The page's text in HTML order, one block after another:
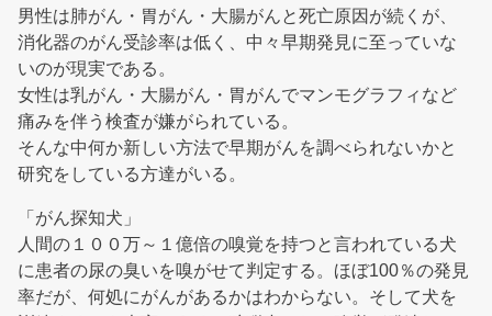
男性は肺がん・胃がん・大腸がんと死亡原因が続くが、
消化器のがん受診率は低く、中々早期発見に至っていな
いのが現実である。
女性は乳がん・大腸がん・胃がんでマンモグラフィなど
痛みを伴う検査が嫌がられている。
そんな中何か新しい方法で早期がんを調べられないかと
研究をしている方達がいる。
「がん探知犬」
人間の１００万～１億倍の嗅覚を持つと言われている犬
に患者の尿の臭いを嗅がせて判定する。ほぼ100％の発見
率だが、何処にがんがあるかはわからない。そして犬を